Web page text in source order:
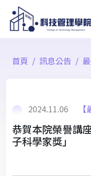
首頁 訊息公告
2024.11.06
恭賀本院榮譽講
子科學家獎」